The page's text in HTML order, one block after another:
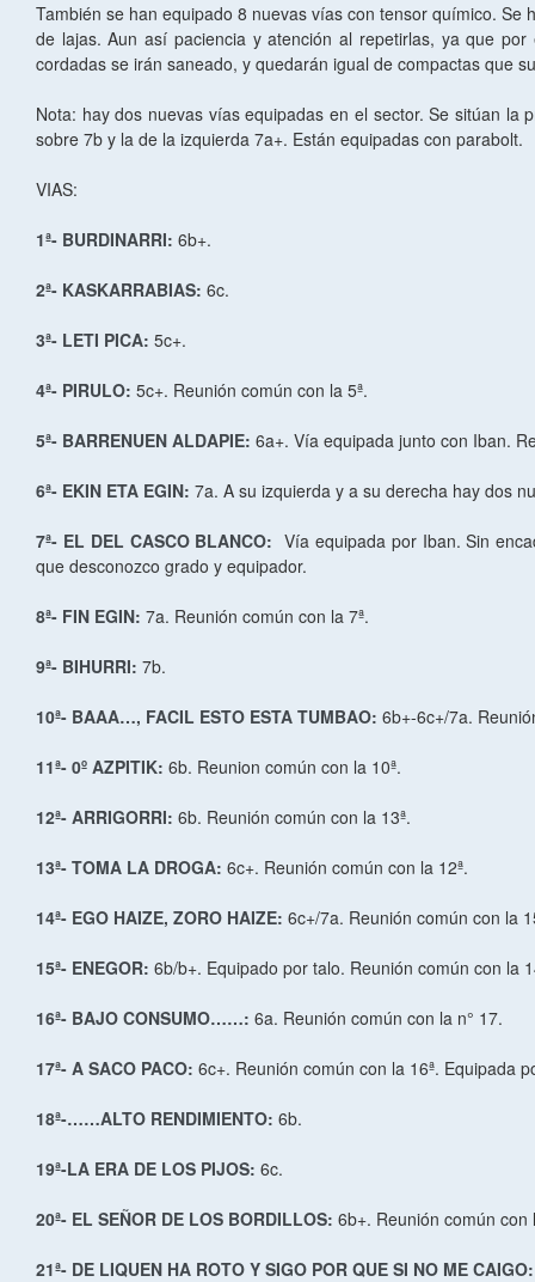
También se han equipado 8 nuevas vías con tensor químico.
de lajas. Aun así paciencia y atención al repetirlas, ya que
cordadas se irán saneado, y quedarán igual de compactas que
Nota: hay dos nuevas vías equipadas en el sector. Se sitúan
sobre 7b y la de la izquierda 7a+. Están equipadas con parabolt.
VIAS:
1ª- BURDINARRI: 6b+.
2ª- KASKARRABIAS: 6c.
3ª- LETI PICA: 5c+.
4ª- PIRULO: 5c+. Reunión común con la 5ª.
5ª- BARRENUEN ALDAPIE: 6a+. Vía equipada junto con Iban.
6ª- EKIN ETA EGIN: 7a. A su izquierda y a su derecha hay dos
7ª- EL DEL CASCO BLANCO: Vía equipada por Iban. Sin
que desconozco grado y equipador.
8ª- FIN EGIN: 7a. Reunión común con la 7ª.
9ª- BIHURRI: 7b.
10ª- BAAA…, FACIL ESTO ESTA TUMBAO: 6b+-6c+/7a.
11ª- 0º AZPITIK: 6b. Reunion común con la 10ª.
12ª- ARRIGORRI: 6b. Reunión común con la 13ª.
13ª- TOMA LA DROGA: 6c+. Reunión común con la 12ª.
14ª- EGO HAIZE, ZORO HAIZE: 6c+/7a. Reunión común con la
15ª- ENEGOR: 6b/b+. Equipado por talo. Reunión común con la
16ª- BAJO CONSUMO……: 6a. Reunión común con la n° 17.
17ª- A SACO PACO: 6c+. Reunión común con la 16ª. Equipada
18ª-……ALTO RENDIMIENTO: 6b.
19ª-LA ERA DE LOS PIJOS: 6c.
20ª- EL SEÑOR DE LOS BORDILLOS: 6b+. Reunión común con
21ª- DE LIQUEN HA ROTO Y SIGO POR QUE SI NO ME CAIGO: